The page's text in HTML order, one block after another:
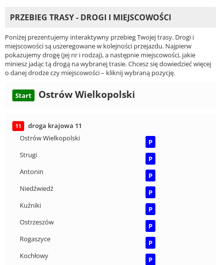
PRZEBIEG TRASY - DROGI I MIEJSCOWOŚCI
Poniżej prezentujemy interaktywny przebieg Twojej trasy. Drogi i
miejscowości są uszeregowane w kolejności przejazdu. Najpierw
pokazujemy drogę (jej nr i rodzaj), a następnie miejscowości, jakie
miniesz jadąc tą drogą na wybranej trasie. Chcesz się dowiedzieć więcej
o danej drodze czy miejscowości – kliknij wybraną pozycję.
Start Ostrów Wielkopolski
11
droga krajowa 11
Ostrów Wielkopolski
P
Strugi
P
Antonin
P
Niedźwiedź
P
Kuźniki
P
Ostrzeszów
P
Rogaszyce
P
Kochłowy
P